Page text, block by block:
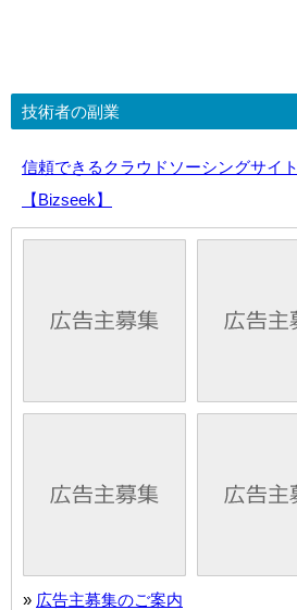
技術者の副業
信頼できるクラウドソーシングサイト
【Bizseek】
» 広告主募集のご案内